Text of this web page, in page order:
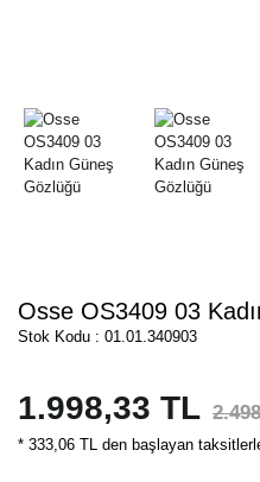
Osse OS3409 03
Stok Kodu : 01.01.340903
1.998,33 TL
* 333,06 TL den başlayan